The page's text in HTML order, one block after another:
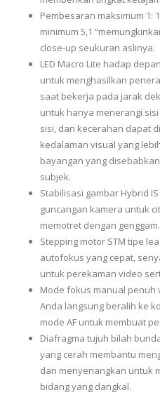
Pembesaran maksimum 1:
minimum 5,1
close-up seukuran aslinya.
LED Macro Lite hadap
untuk menghasilkan
saat bekerja pada jarak
untuk hanya menerangi
sisi, dan kecerahan dapat
kedalaman visual yang
bayangan yang
subjek.
Stabilisasi gambar Hybrid
guncangan kamera untuk
memotret dengan genggam.
Stepping motor STM tipe
autofokus yang cepat,
untuk perekaman video
Mode fokus manual penuh
Anda langsung beralih ke
mode AF untuk membuat
Diafragma tujuh bilah
yang cerah membantu
dan menyenangkan untuk
bidang yang dangkal.